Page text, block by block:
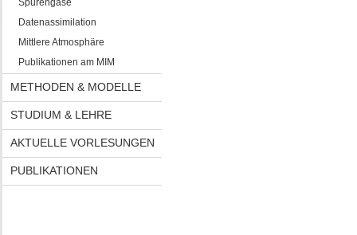
Spurengase
Datenassimilation
Mittlere Atmosphäre
Publikationen am MIM
METHODEN & MODELLE
STUDIUM & LEHRE
AKTUELLE VORLESUNGEN
PUBLIKATIONEN